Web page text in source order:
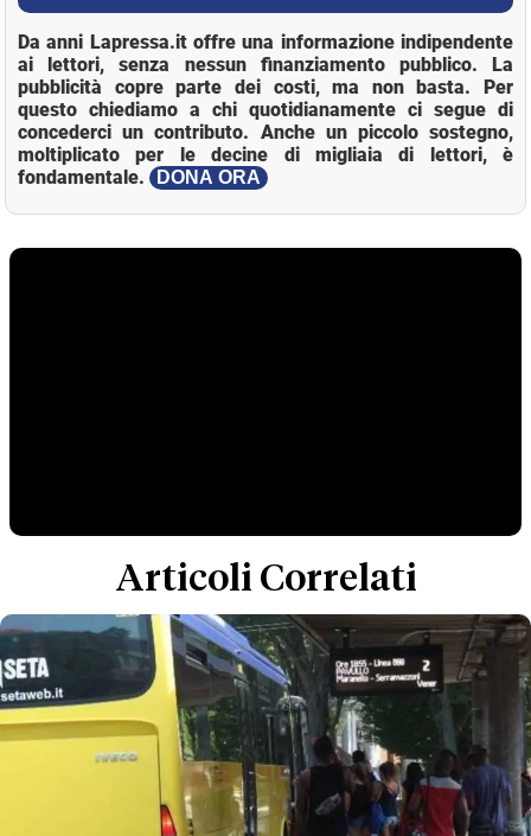
Da anni Lapressa.it offre una informazione indipendente
ai lettori, senza nessun finanziamento pubblico. La
pubblicità copre parte dei costi, ma non basta. Per
questo chiediamo a chi quotidianamente ci segue di
concederci un contributo. Anche un piccolo sostegno,
moltiplicato per le decine di migliaia di lettori, è
fondamentale.
DONA ORA
Articoli Correlati